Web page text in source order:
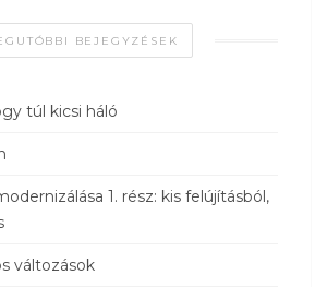
BEJEGYZÉSEK
túl kicsi háló
1. rész: kis felújításból,
változások